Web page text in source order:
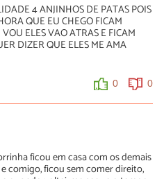
que pode te ajudar:
15-cuidados-com-cachorro-
busque ajuda de um médico
boa sorte!
4 ANJINHOS DE PATAS POIS
QUE EU CHEGO FICAM
ELES VAO ATRAS E FICAM
DIZER QUE ELES ME AMA
0 0
ficou em casa com os demais
comigo, ficou sem comer direito,